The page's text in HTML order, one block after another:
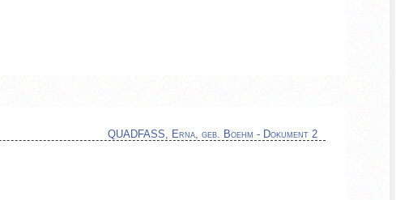
QUADFASS, Erna, geb. Boehm - Dokument 2